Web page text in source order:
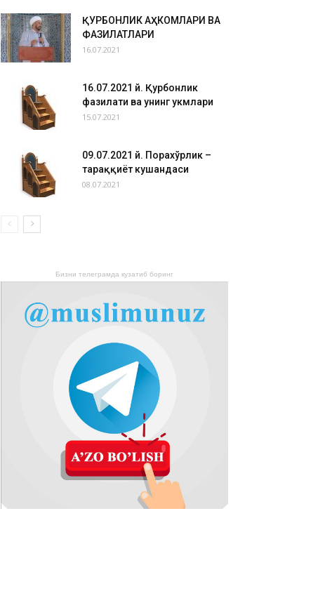
ҚУРБОНЛИК АҲКОМЛАРИ ВА
ФАЗИЛАТЛАРИ
16.07.2021
16.07.2021 й. Қурбонлик
фазилати ва унинг ҳукмлари
15.07.2021
09.07.2021 й. Порахўрлик –
тараққиёт кушандаси
08.07.2021
Бизни телеграмда кузатиб боринг